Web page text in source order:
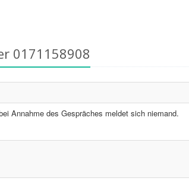
0171158908
Annahme des Gespräches meldet sich niemand.